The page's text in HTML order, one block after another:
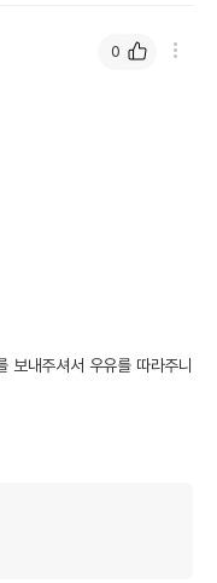
보내주셔서 우유를 따라주니
0